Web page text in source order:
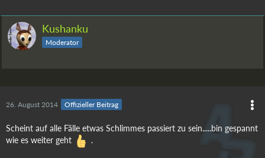
Kushanku
Moderator
26. August 2014 Offizieller Beitrag
Scheint auf alle Fälle etwas Schlimmes passiert zu sein.....bin gespannt
wie es weiter geht
.